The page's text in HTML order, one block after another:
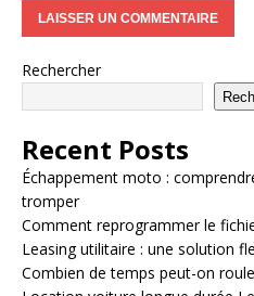
Rechercher
Recent Posts
Échappement moto :
tromper
Comment reprogrammer le
Leasing utilitaire : une solution
Combien de temps peut-on